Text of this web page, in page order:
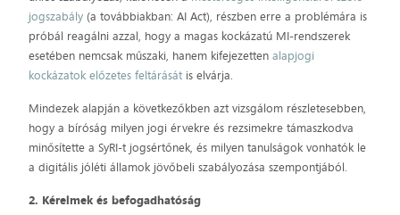
jogszabály (a továbbiakban: AI Act), részben erre a problémára is
próbál reagálni azzal, hogy a magas kockázatú MI-rendszerek
esetében nemcsak műszaki, hanem kifejezettenalapjogi
kockázatok előzetes feltárását is elvárja.
Mindezek alapján a következőkben azt vizsgálom részletesebben,
hogy a bíróság milyen jogi érvekre és rezsimekre támaszkodva
minősítette a SyRI-t jogsértőnek, és milyen tanulságok vonhatók le
a digitális jóléti államok jövőbeli szabályozása szempontjából.
2. Kérelmek és befogadhatóság